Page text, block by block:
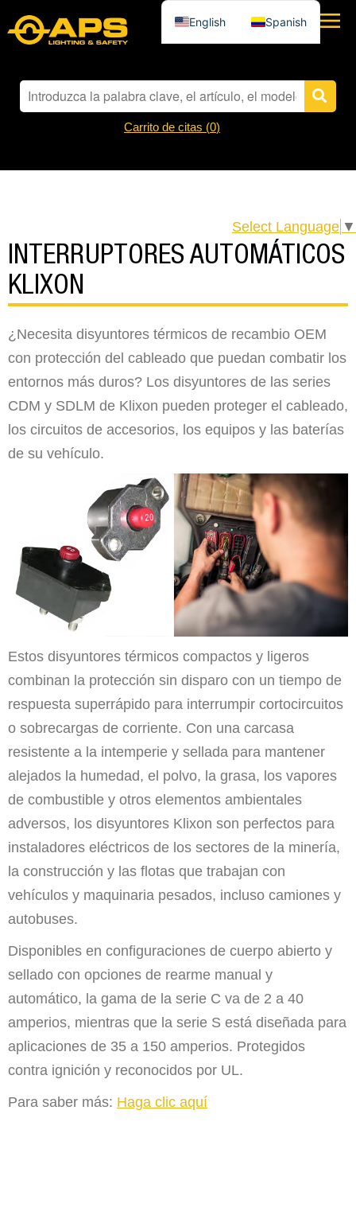
Carrito de citas (0)
Select Language ▼
INTERRUPTORES AUTOMÁTICOS
KLIXON
¿Necesita disyuntores térmicos de recambio OEM
con protección del cableado que puedan combatir los
entornos más duros? Los disyuntores de las series
CDM y SDLM de Klixon pueden proteger el cableado,
los circuitos de accesorios, los equipos y las baterías
de su vehículo.
Estos disyuntores térmicos compactos y ligeros
combinan la protección sin disparo con un tiempo de
respuesta superrápido para interrumpir cortocircuitos
o sobrecargas de corriente. Con una carcasa
resistente a la intemperie y sellada para mantener
alejados la humedad, el polvo, la grasa, los vapores
de combustible y otros elementos ambientales
adversos, los disyuntores Klixon son perfectos para
instaladores eléctricos de los sectores de la minería,
la construcción y las flotas que trabajan con
vehículos y maquinaria pesados, incluso camiones y
autobuses.
Disponibles en configuraciones de cuerpo abierto y
sellado con opciones de rearme manual y
automático, la gama de la serie C va de 2 a 40
amperios, mientras que la serie S está diseñada para
aplicaciones de 35 a 150 amperios. Protegidos
contra ignición y reconocidos por UL.
Para saber más: Haga clic aquí
English Spanish